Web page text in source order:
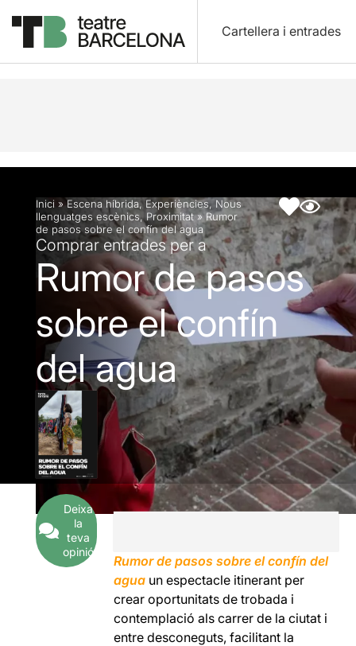
Cartellera i entrades
Descripció Fitxa artística
Inici »Escena híbrida, Experiències,Nous
llenguatges escènics, Proximitat»Rumor
de pasos sobre el confín del agua
Comprar entrades per a
Rumor de pasos
sobre el confín
del agua
Deixa
la
teva
opinió
Rumor de pasos sobre el confín del
agua un espectacle itinerant per
crear oportunitats de trobada i
contemplació als carrer de la ciutat i
entre desconeguts, facilitant la